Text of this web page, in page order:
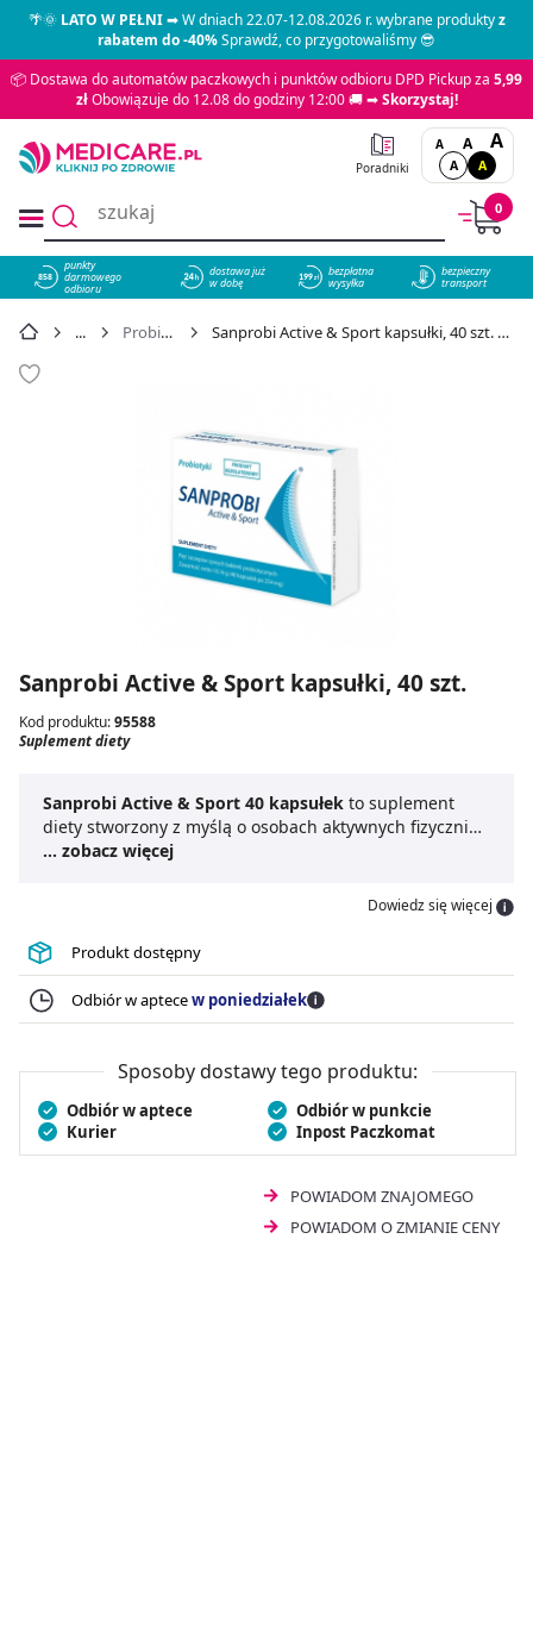
🌴🌞LATO W PEŁNI➡ W dniach 22.07-12.08.2026 r. wybrane produktyz
rabatem do -40%Sprawdź, co przygotowaliśmy 😎
📦 Dostawa do automatów paczkowych i punktów odbioru DPD Pickup za 5,99
złObowiązuje do 12.08 do godziny 12:00 🚚 ➡Skorzystaj!
Poradniki
A A A
A A
0
858
punkty
darmowego
odbioru
dostawa już
w dobę
bezpłatna
wysyłka
bezpieczny
transport
Probiotyki Sanprobi Active & Sport kapsułki, 40 szt. - cena 31,95 zł
Sanprobi Active & Sport kapsułki, 40 szt.
Kod produktu:95588
Suplement diety
Sanprobi Active & Sport 40 kapsułek to suplement
diety stworzony z myślą o osobach aktywnych fizycznie.
Zawiera Bifidobacterium lacs W51, L. brevis W63,
Sanprobi
jest dostępny w formie kapsułek, co
ułatwia jego suplementację.
jest doskonałym wyborem dla tych, którzy chcą dbać o
swoje zdrowie podczas intensywnego wysiłku
fizycznego.
... zobacz więcej
Dowiedz się więcej
Produkt dostępny
Odbiór w aptecew poniedziałek
Sposoby dostawy tego produktu:
Odbiór w aptece
Odbiór w punkcie
Kurier
Inpost Paczkomat
POWIADOM ZNAJOMEGO
POWIADOM O ZMIANIE CENY